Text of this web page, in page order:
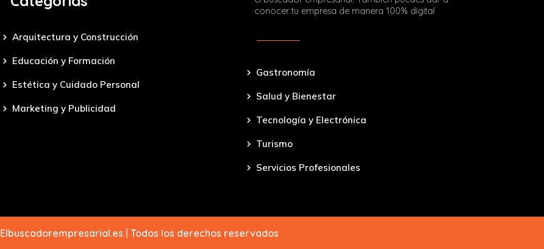
Arquitectura y Construcción
Educación y Formación
Estética y Cuidado Personal
Marketing y Publicidad
conocer tu empresa de manera 100% digital
Gastronomía
Salud y Bienestar
Tecnología y Electrónica
Turismo
Servicios Profesionales
| Todos los derechos reservados